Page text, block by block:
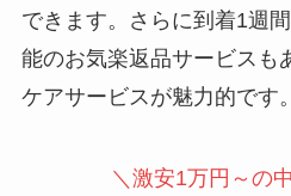
できます。さらに到着1週
能のお気楽返品サービスも
ケアサービスが魅力的です。
＼激安1万円～の